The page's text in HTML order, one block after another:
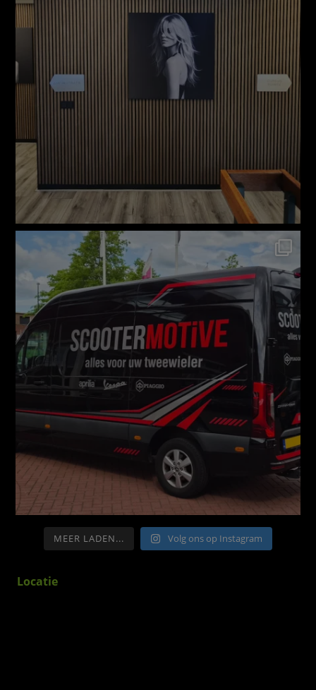
MEER LADEN... Volg ons op Instagram
Locatie